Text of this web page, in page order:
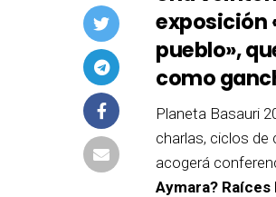
exposición
pueblo»,
como
Planeta Basauri
charlas, ciclos de
acogerá
Aymara?